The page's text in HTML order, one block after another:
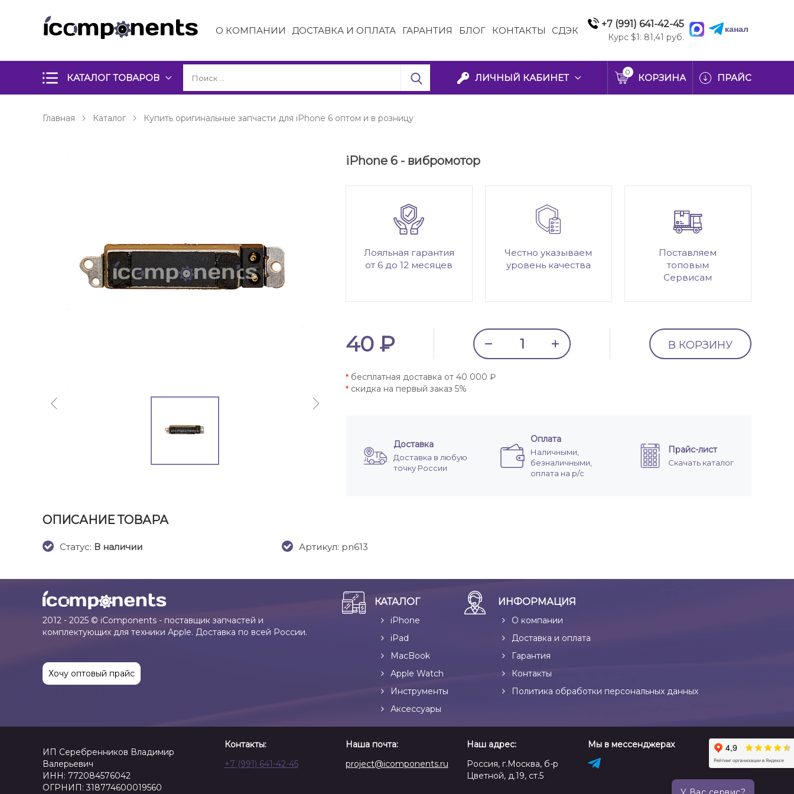
О КОМПАНИИ ДОСТАВКА И ОПЛАТА ГАРАНТИЯ БЛОГ КОНТАКТЫ СДЭК
+7 (991) 641-42-45
Курс $1: 81,41 руб.
канал
КАТАЛОГ ТОВАРОВ ЛИЧНЫЙ КАБИНЕТ
0
КОРЗИНА ПРАЙС
Главная Каталог Купить оригинальные запчасти для iPhone 6 оптом и в розницу
iPhone 6 - вибромотор
Лояльная гарантия
от 6 до 12 месяцев
Честно указываем
уровень качества
Поставляем
топовым
Сервисам
40 ₽ В КОРЗИНУ
*бесплатная доставка от 40 000 ₽
*скидка на первый заказ 5%
Доставка
Доставка в любую
точку России
Оплата
Наличными,
безналичными,
оплата на р/с
Прайс-лист
Скачать каталог
ОПИСАНИЕ ТОВАРА
Cтатус: В наличии Артикул: pn613
2012 - 2025 © iComponents - поставщик запчастей и
комплектующих для техники Apple. Доставка по всей России.
Хочу оптовый прайс
КАТАЛОГ
iPhone
iPad
MacBook
Apple Watch
Инструменты
Аксессуары
ИНФОРМАЦИЯ
О компании
Доставка и оплата
Гарантия
Контакты
Политика обработки персональных данных
ИП Серебренников Владимир
Валерьевич
ИНН: 772084576042
ОГРНИП: 318774600019560
Контакты:
+7 (991) 641-42-45
Наша почта:
project@icomponents.ru
Наш адрес:
Россия, г.Москва, б-р
Цветной, д.19, ст.5
Мы в мессенджерах